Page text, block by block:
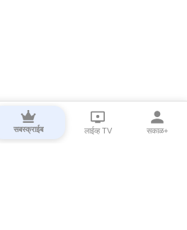
सबस्क्राईब लाईव्ह TV सकाळ+